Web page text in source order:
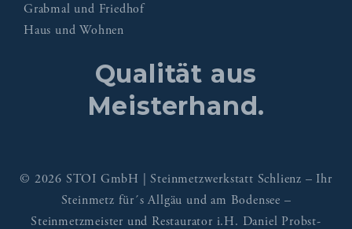
Grabmal und Friedhof
Haus und Wohnen
Qualität aus
Meisterhand.
© 2026 STOI GmbH | Steinmetzwerkstatt Schlienz – Ihr
Steinmetz für´s Allgäu und am Bodensee –
Steinmetzmeister und Restaurator i.H. Daniel Probst-